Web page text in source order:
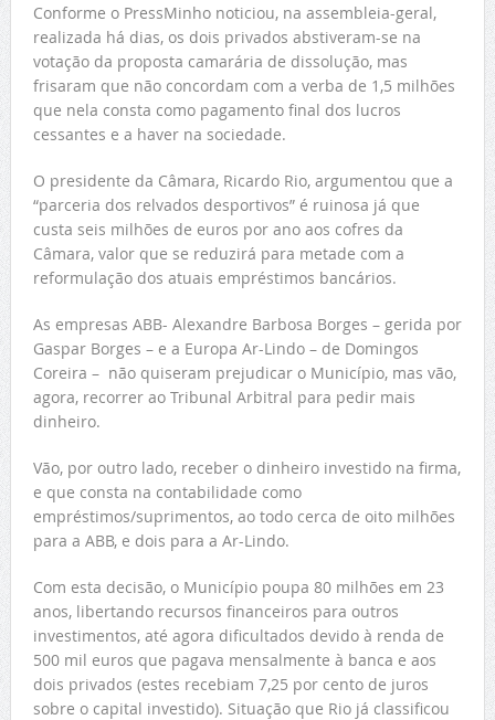
Conforme o PressMinho noticiou, na assembleia-geral,
realizada há dias, os dois privados abstiveram-se na
votação da proposta camarária de dissolução, mas
frisaram que não concordam com a verba de 1,5 milhões
que nela consta como pagamento final dos lucros
cessantes e a haver na sociedade.
O presidente da Câmara, Ricardo Rio, argumentou que a
“parceria dos relvados desportivos” é ruinosa já que
custa seis milhões de euros por ano aos cofres da
Câmara, valor que se reduzirá para metade com a
reformulação dos atuais empréstimos bancários.
As empresas ABB- Alexandre Barbosa Borges – gerida por
Gaspar Borges – e a Europa Ar-Lindo – de Domingos
Coreira – não quiseram prejudicar o Município, mas vão,
agora, recorrer ao Tribunal Arbitral para pedir mais
dinheiro.
Vão, por outro lado, receber o dinheiro investido na firma,
e que consta na contabilidade como
empréstimos/suprimentos, ao todo cerca de oito milhões
para a ABB, e dois para a Ar-Lindo.
Com esta decisão, o Município poupa 80 milhões em 23
anos, libertando recursos financeiros para outros
investimentos, até agora dificultados devido à renda de
500 mil euros que pagava mensalmente à banca e aos
dois privados (estes recebiam 7,25 por cento de juros
sobre o capital investido). Situação que Rio já classificou